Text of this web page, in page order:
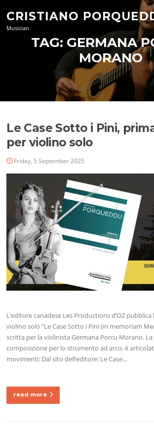
content
CRISTIANO
Musician
TAG: GERMANA
MORANO
Le Case Sotto i Pini,
per violino solo
Friday, 5 September 2025
L’editore canadese Les Productions d’OZ
violino solo “Le Case Sotto i Pini (in memoriam
scritta per la violinista Germana Porcu Morano.
composizione per lo strumento ad arco, è
movimenti: Dal sito dell’editore: Le Case…
read more